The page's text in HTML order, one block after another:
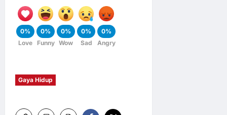
0%
Love
0%
Funny
0%
Wow
0%
Sad
0%
Angry
Gaya Hidup